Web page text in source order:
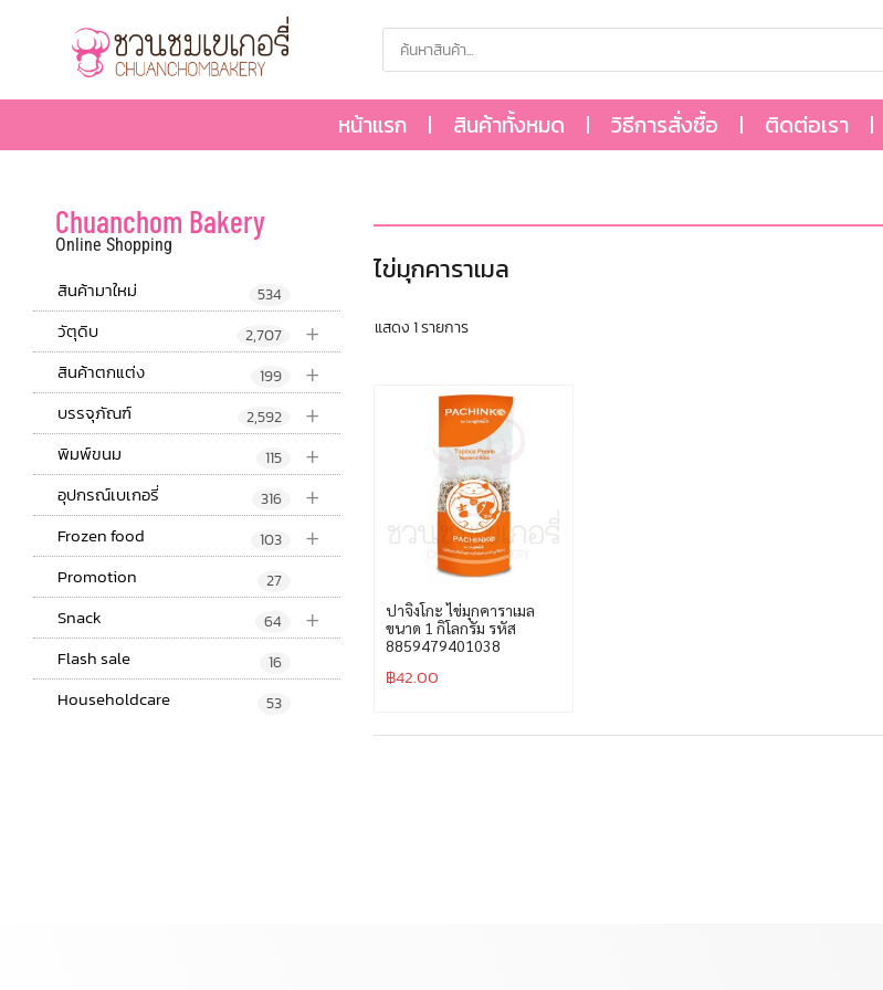
หน้าแรก สินค้าทั้งหมด วิธีการสั่งซื้อ ติดต่อเรา
Chuanchom Bakery
Online Shopping
สินค้ามาใหม่ 534
+
วัตุดิบ 2,707
+
สินค้าตกแต่ง 199
+
บรรจุภัณฑ์ 2,592
+
พิมพ์ขนม 115
+
อุปกรณ์เบเกอรี่ 316
+
Frozen food 103
Promotion 27
+
Snack 64
Flash sale 16
Householdcare 53
ไข่มุกคาราเมล
แสดง 1 รายการ
ปาจิงโกะ ไข่มุกคาราเมล
ขนาด 1 กิโลกรัม รหัส
8859479401038
฿42.00